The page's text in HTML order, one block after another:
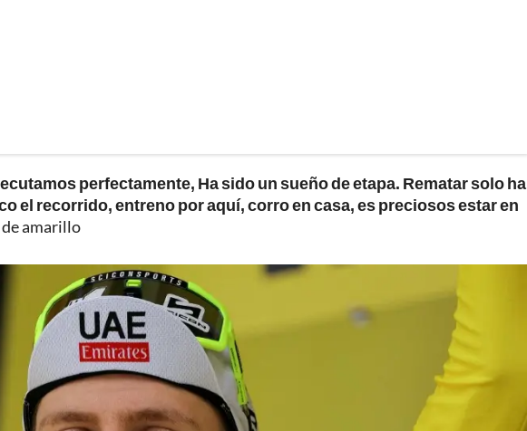
perfectamente, Ha sido un sueño de etapa. Rematar solo ha
el recorrido, entreno por aquí, corro en casa, es preciosos estar en
amarillo